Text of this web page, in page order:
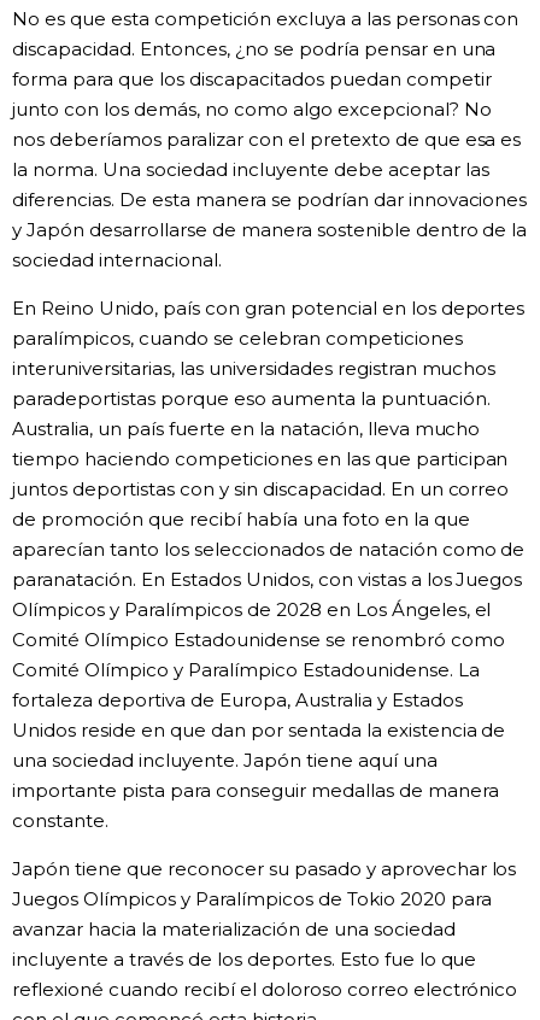
No es que esta competición excluya a las personas con
discapacidad. Entonces, ¿no se podría pensar en una
forma para que los discapacitados puedan competir
junto con los demás, no como algo excepcional? No
nos deberíamos paralizar con el pretexto de que esa es
la norma. Una sociedad incluyente debe aceptar las
diferencias. De esta manera se podrían dar innovaciones
y Japón desarrollarse de manera sostenible dentro de la
sociedad internacional.
En Reino Unido, país con gran potencial en los deportes
paralímpicos, cuando se celebran competiciones
interuniversitarias, las universidades registran muchos
paradeportistas porque eso aumenta la puntuación.
Australia, un país fuerte en la natación, lleva mucho
tiempo haciendo competiciones en las que participan
juntos deportistas con y sin discapacidad. En un correo
de promoción que recibí había una foto en la que
aparecían tanto los seleccionados de natación como de
paranatación. En Estados Unidos, con vistas a los Juegos
Olímpicos y Paralímpicos de 2028 en Los Ángeles, el
Comité Olímpico Estadounidense se renombró como
Comité Olímpico y Paralímpico Estadounidense. La
fortaleza deportiva de Europa, Australia y Estados
Unidos reside en que dan por sentada la existencia de
una sociedad incluyente. Japón tiene aquí una
importante pista para conseguir medallas de manera
constante.
Japón tiene que reconocer su pasado y aprovechar los
Juegos Olímpicos y Paralímpicos de Tokio 2020 para
avanzar hacia la materialización de una sociedad
incluyente a través de los deportes. Esto fue lo que
reflexioné cuando recibí el doloroso correo electrónico